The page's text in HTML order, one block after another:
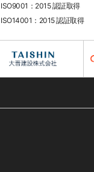
ISO9001：2015 認証取得
ISO14001：2015 認証取得